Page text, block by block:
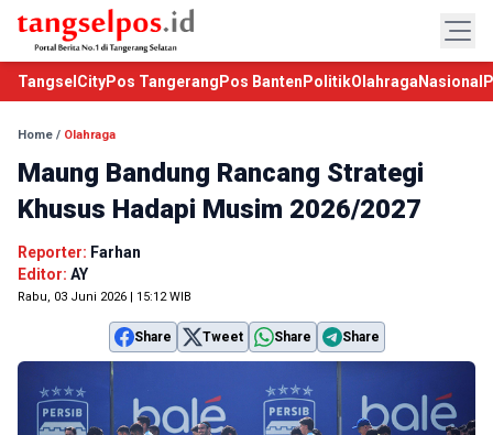
TangselCityPos Tangerang Pos Banten PolitikOlahraga Nasional
Home / Olahraga
Maung Bandung Rancang Strategi
Khusus Hadapi Musim 2026/2027
Reporter: Farhan
Editor: AY
Rabu, 03 Juni 2026 | 15:12 WIB
Share Tweet Share Share